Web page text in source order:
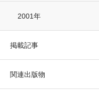
2001年
掲載記事
関連出版物